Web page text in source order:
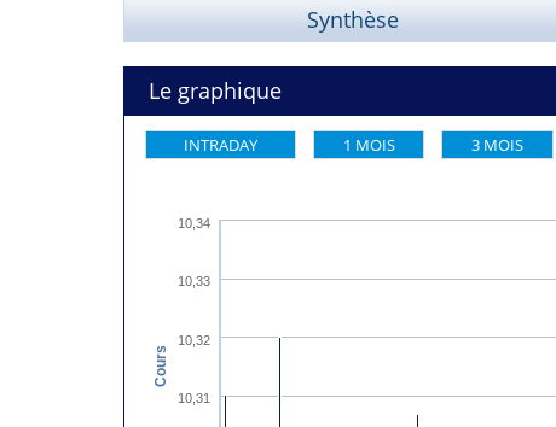
Synthèse
Le graphique
INTRADAY 1 MOIS 3 MOIS
Cours
10,31
10,32
10,33
10,34